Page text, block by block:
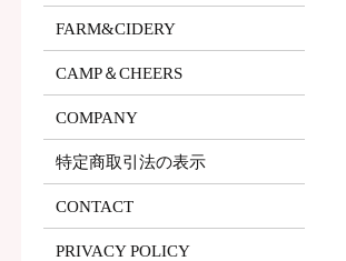
FARM&CIDERY
CAMP＆CHEERS
COMPANY
特定商取引法の表示
CONTACT
PRIVACY POLICY